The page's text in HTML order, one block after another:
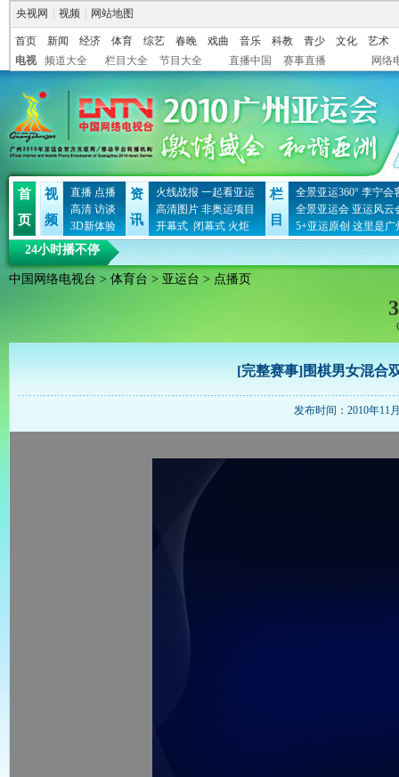
央视网 视频 网站地图
首页 新闻 经济 体育 综艺 春晚 戏曲 音乐 科教 青少 文化
艺术
电视
频道大全 栏目大全 节目大全 直播中国 赛事直播 网络
首
页
视
频
直播 点播
高清 访谈
3D新体验
资
讯
火线战报 一起看亚运
高清图片 非奥运项目
开幕式 闭幕式 火炬
栏
目
全景亚运360° 李宁会
全景亚运会 亚运风云
5+亚运原创 这里是广
24小时播不停
中国网络电视台 > 体育台 > 亚运台 > 点播页
[完整赛事]围棋男女混合
发布时间：2010年11